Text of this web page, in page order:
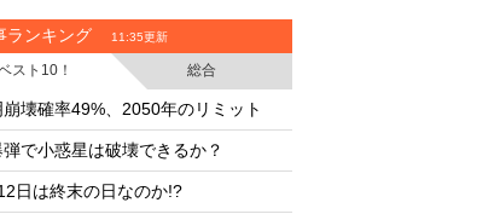
ランキング 11:35更新
スト10！
総合
壊確率49%、2050年のリミット
で小惑星は破壊できるか？
日は終末の日なのか!?